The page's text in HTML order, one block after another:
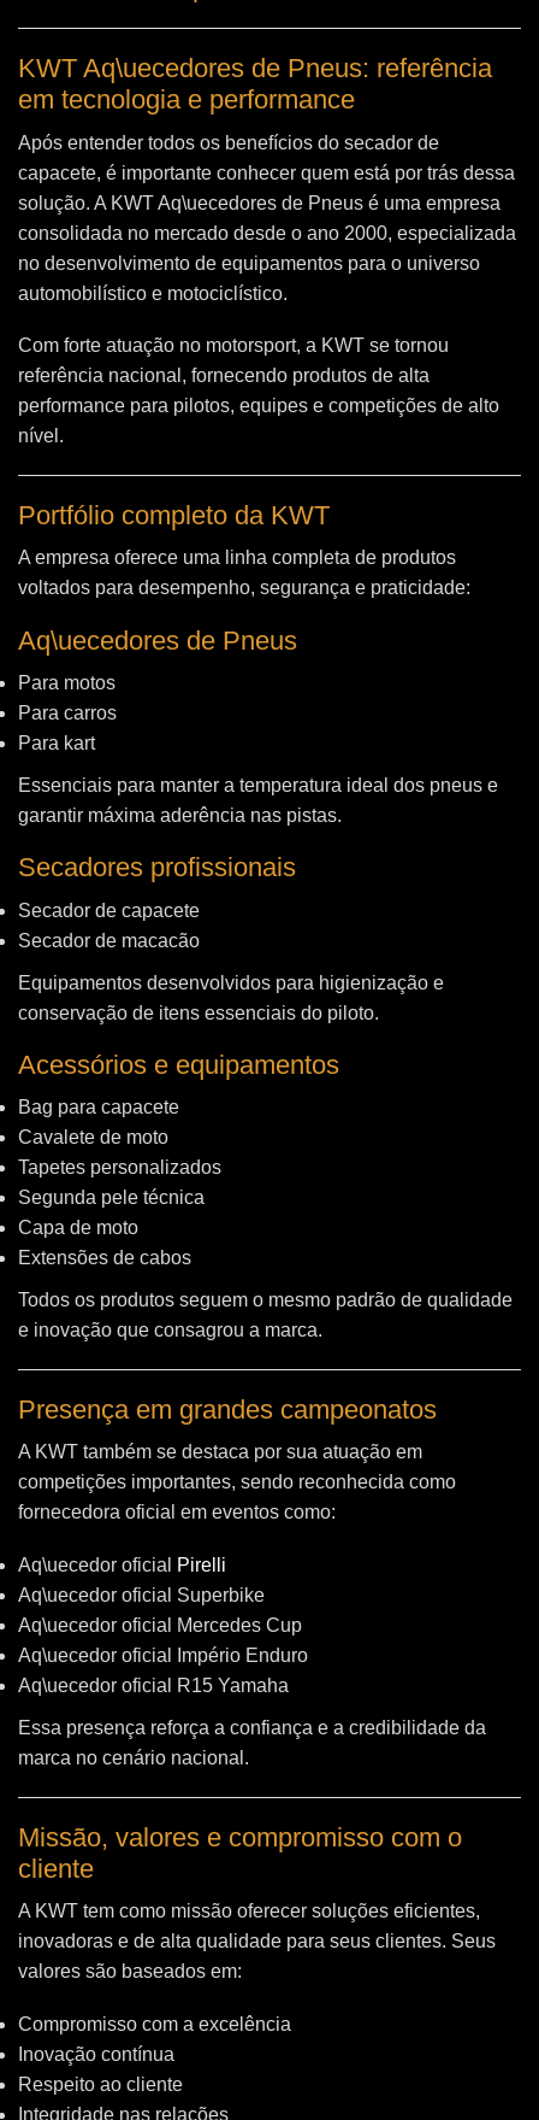
KWT Aq\uecedores de Pneus: referência
em tecnologia e performance
Após entender todos os benefícios do secador de
capacete, é importante conhecer quem está por trás dessa
solução. A KWT Aq\uecedores de Pneus é uma empresa
consolidada no mercado desde o ano 2000, especializada
no desenvolvimento de equipamentos para o universo
automobilístico e motociclístico.
Com forte atuação no motorsport, a KWT se tornou
referência nacional, fornecendo produtos de alta
performance para pilotos, equipes e competições de alto
nível.
Portfólio completo da KWT
A empresa oferece uma linha completa de produtos
voltados para desempenho, segurança e praticidade:
Aq\uecedores de Pneus
Para motos
Para carros
Para kart
Essenciais para manter a temperatura ideal dos pneus e
garantir máxima aderência nas pistas.
Secadores profissionais
Secador de capacete
Secador de macacão
Equipamentos desenvolvidos para higienização e
conservação de itens essenciais do piloto.
Acessórios e equipamentos
Bag para capacete
Cavalete de moto
Tapetes personalizados
Segunda pele técnica
Capa de moto
Extensões de cabos
Todos os produtos seguem o mesmo padrão de qualidade
e inovação que consagrou a marca.
Presença em grandes campeonatos
A KWT também se destaca por sua atuação em
competições importantes, sendo reconhecida como
fornecedora oficial em eventos como:
Aq\uecedor oficial
Pirelli
Aq\uecedor oficial Superbike
Aq\uecedor oficial Mercedes Cup
Aq\uecedor oficial Império Enduro
Aq\uecedor oficial R15 Yamaha
Essa presença reforça a confiança e a credibilidade da
marca no cenário nacional.
Missão, valores e compromisso com o
cliente
A KWT tem como missão oferecer soluções eficientes,
inovadoras e de alta qualidade para seus clientes. Seus
valores são baseados em:
Compromisso com a excelência
Inovação contínua
Respeito ao cliente
Integridade nas relações